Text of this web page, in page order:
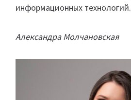
информационных технологий.
Александра Молчановская